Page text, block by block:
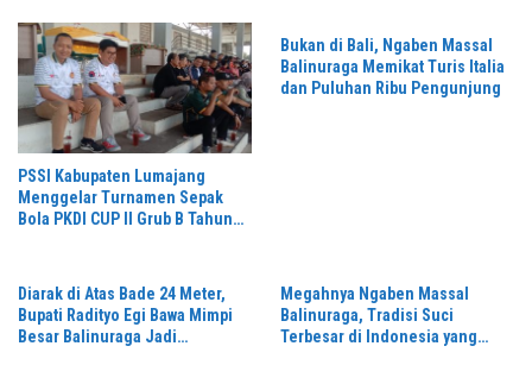
PSSI Kabupaten Lumajang
Menggelar Turnamen Sepak
Bola PKDI CUP II Grub B Tahun
Bukan di Bali, Ngaben Massal
Balinuraga Memikat Turis Italia
dan Puluhan Ribu Pengunjung
Diarak di Atas Bade 24 Meter,
Bupati Radityo Egi Bawa Mimpi
Besar Balinuraga Jadi
Megahnya Ngaben Massal
Balinuraga, Tradisi Suci
Terbesar di Indonesia yang